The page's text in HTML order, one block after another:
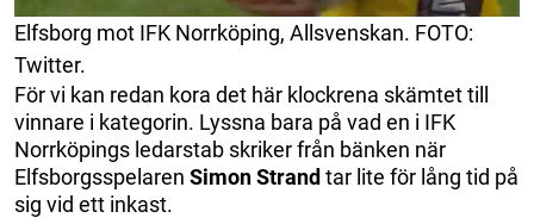
Elfsborg mot IFK Norrköping, Allsvenskan. FOTO:
Twitter.
För vi kan redan kora det här klockrena skämtet till
vinnare i kategorin. Lyssna bara på vad en i IFK
Norrköpings ledarstab skriker från bänken när
Elfsborgsspelaren Simon Strand tar lite för lång tid på
sig vid ett inkast.